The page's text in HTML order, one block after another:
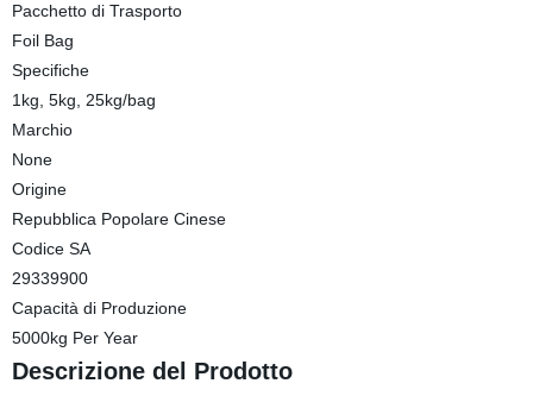
Pacchetto di Trasporto
Foil Bag
Specifiche
1kg, 5kg, 25kg/bag
Marchio
None
Origine
Repubblica Popolare Cinese
Codice SA
29339900
Capacità di Produzione
5000kg Per Year
Descrizione del Prodotto